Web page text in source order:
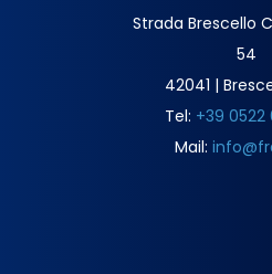
Strada Brescello
54
42041 |
Tel: +39
Mail: